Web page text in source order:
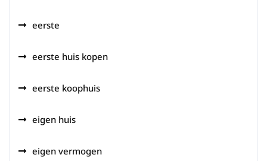
eerste
eerste huis kopen
eerste koophuis
eigen huis
eigen vermogen